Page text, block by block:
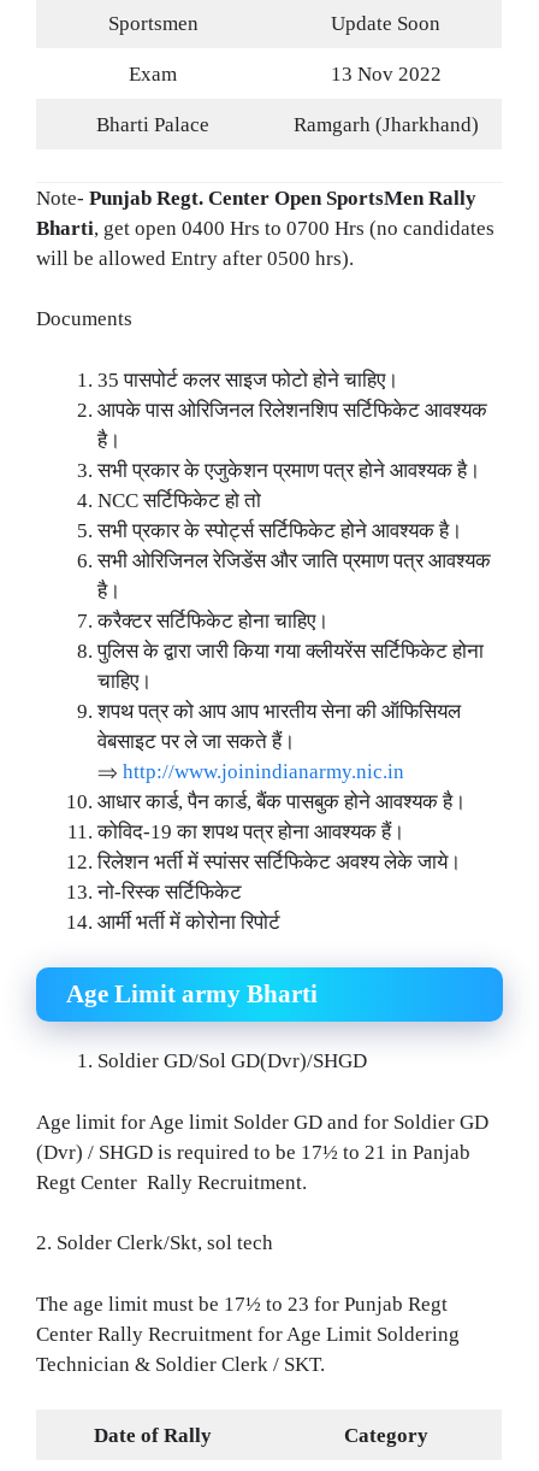
Sportsmen Update Soon
Exam 13 Nov 2022
Bharti Palace Ramgarh (Jharkhand)
Note- Punjab Regt. Center Open SportsMen Rally
Bharti, get open 0400 Hrs to 0700 Hrs (no candidates
will be allowed Entry after 0500 hrs).
Documents
35 पासपोर्ट कलर साइज फोटो होने चाहिए।
आपके पास ओरिजिनल रिलेशनशिप सर्टिफिकेट आवश्यक
है।
सभी प्रकार के एजुकेशन प्रमाण पत्र होने आवश्यक है।
NCC सर्टिफिकेट हो तो
सभी प्रकार के स्पोर्ट्स सर्टिफिकेट होने आवश्यक है।
सभी ओरिजिनल रेजिडेंस और जाति प्रमाण पत्र आवश्यक
है।
करैक्टर सर्टिफिकेट होना चाहिए।
पुलिस के द्वारा जारी किया गया क्लीयरेंस सर्टिफिकेट होना
चाहिए।
शपथ पत्र को आप आप भारतीय सेना की ऑफिसियल
वेबसाइट पर ले जा सकते हैं।
⇒ http://www.joinindianarmy.nic.in
आधार कार्ड, पैन कार्ड, बैंक पासबुक होने आवश्यक है।
कोविद-19 का शपथ पत्र होना आवश्यक हैं।
रिलेशन भर्ती में स्पांसर सर्टिफिकेट अवश्य लेके जाये।
नो-रिस्क सर्टिफिकेट
आर्मी भर्ती में कोरोना रिपोर्ट
Age Limit army Bharti
Soldier GD/Sol GD(Dvr)/SHGD
Age limit for Age limit Solder GD and for Soldier GD
(Dvr) / SHGD is required to be 17½ to 21 in Panjab
Regt Center Rally Recruitment.
2. Solder Clerk/Skt, sol tech
The age limit must be 17½ to 23 for Punjab Regt
Center Rally Recruitment for Age Limit Soldering
Technician & Soldier Clerk / SKT.
Date of Rally Category